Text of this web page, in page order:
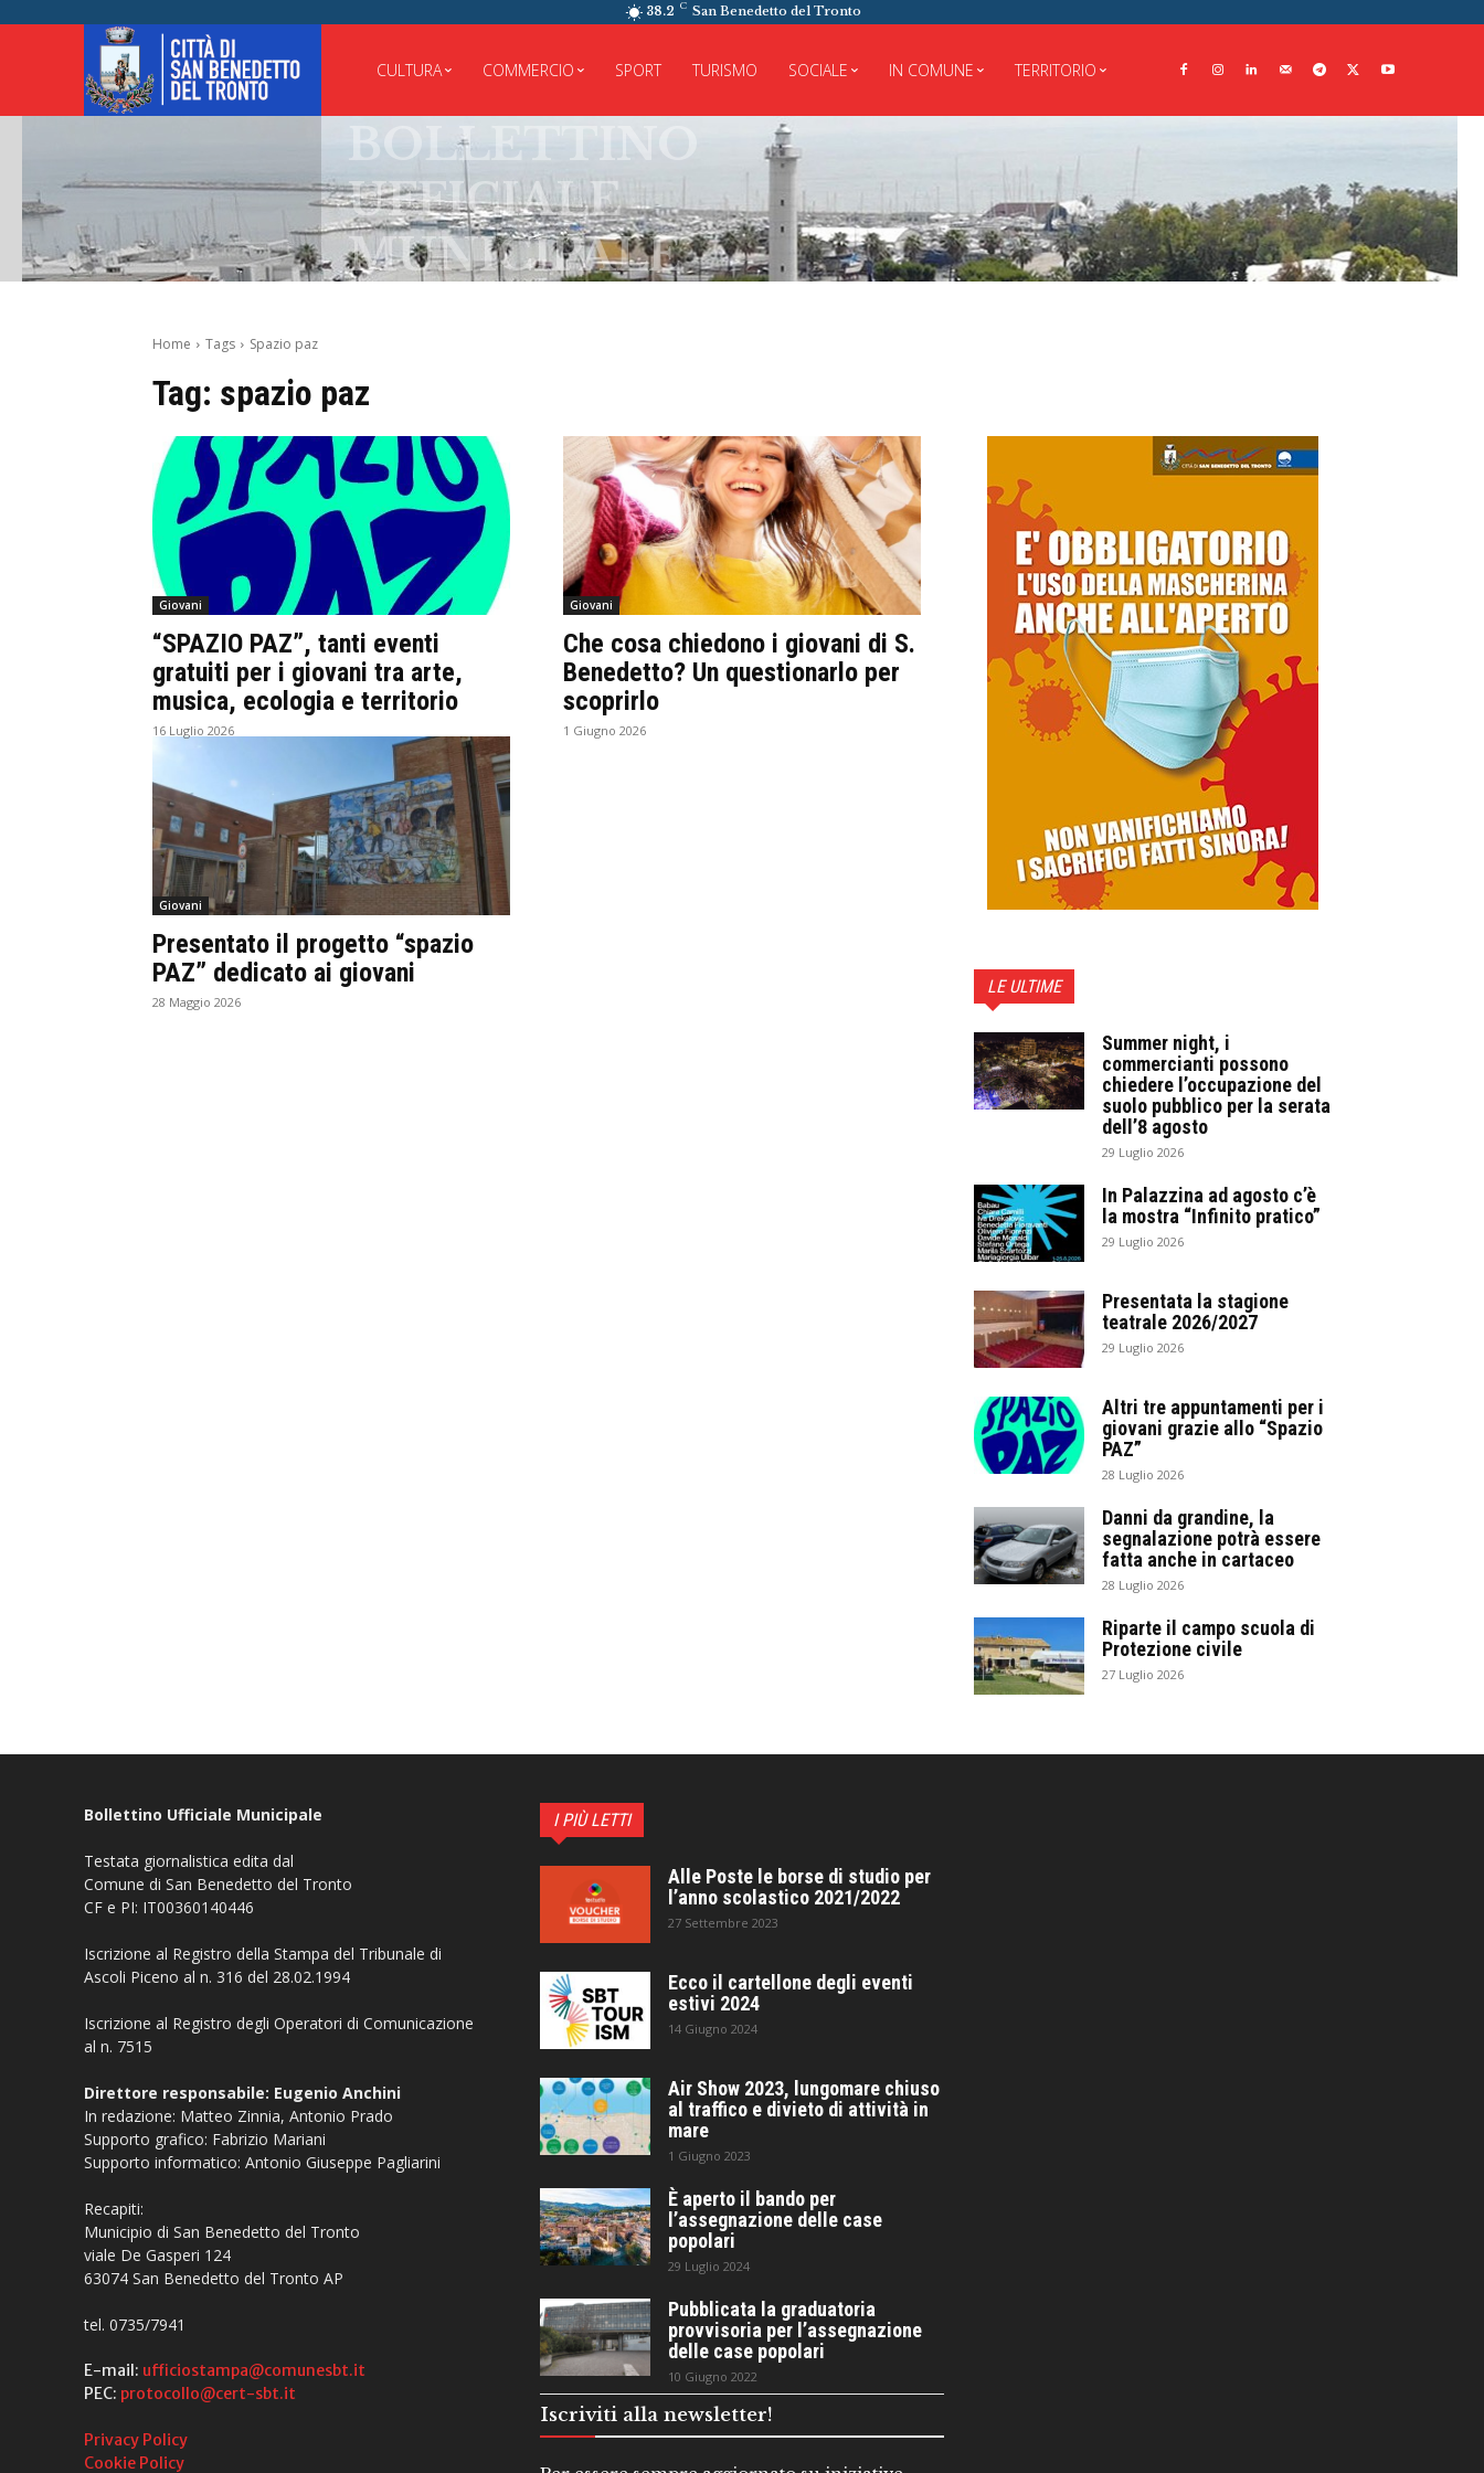
38.2 C San Benedetto del Tronto
CULTURA COMMERCIO SPORT TURISMO SOCIALE IN COMUNE TERRITORIO
BOLLETTINO
UFFICIALE
MUNICIPALE
Home Tags Spazio paz
Tag: spazio paz
Giovani
“SPAZIO PAZ”, tanti eventi
gratuiti per i giovani tra arte,
musica, ecologia e territorio
16 Luglio 2026
Giovani
Che cosa chiedono i giovani di S.
Benedetto? Un questionarlo per
scoprirlo
1 Giugno 2026
Giovani
Presentato il progetto “spazio
PAZ” dedicato ai giovani
28 Maggio 2026
LE ULTIME
Summer night, i
commercianti possono
chiedere l’occupazione del
suolo pubblico per la serata
dell’8 agosto
29 Luglio 2026
In Palazzina ad agosto c’è
la mostra “Infinito pratico”
29 Luglio 2026
Presentata la stagione
teatrale 2026/2027
29 Luglio 2026
Altri tre appuntamenti per i
giovani grazie allo “Spazio
PAZ”
28 Luglio 2026
Danni da grandine, la
segnalazione potrà essere
fatta anche in cartaceo
28 Luglio 2026
Riparte il campo scuola di
Protezione civile
27 Luglio 2026
Bollettino Ufficiale Municipale
Testata giornalistica edita dal
Comune di San Benedetto del Tronto
CF e PI: IT00360140446
Iscrizione al Registro della Stampa del Tribunale di
Ascoli Piceno al n. 316 del 28.02.1994
Iscrizione al Registro degli Operatori di Comunicazione
al n. 7515
Direttore responsabile: Eugenio Anchini
In redazione: Matteo Zinnia, Antonio Prado
Supporto grafico: Fabrizio Mariani
Supporto informatico: Antonio Giuseppe Pagliarini
Recapiti:
Municipio di San Benedetto del Tronto
viale De Gasperi 124
63074 San Benedetto del Tronto AP
tel. 0735/7941
E-mail: ufficiostampa@comunesbt.it
PEC: protocollo@cert-sbt.it
Privacy Policy
Cookie Policy
I PIÙ LETTI
Alle Poste le borse di studio per
l’anno scolastico 2021/2022
27 Settembre 2023
Ecco il cartellone degli eventi
estivi 2024
14 Giugno 2024
Air Show 2023, lungomare chiuso
al traffico e divieto di attività in
mare
1 Giugno 2023
È aperto il bando per
l’assegnazione delle case
popolari
29 Luglio 2024
Pubblicata la graduatoria
provvisoria per l’assegnazione
delle case popolari
10 Giugno 2022
Iscriviti alla newsletter!